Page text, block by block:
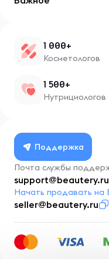
1 000+
Косметологов
1 500+
Нутрициологов
Поддержка
Почта службы
support@beautery.ru
Начать продавать на
seller@beautery.ru